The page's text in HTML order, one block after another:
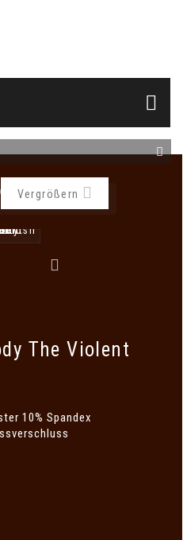
Vergrößern
The Violent
10% Spandex